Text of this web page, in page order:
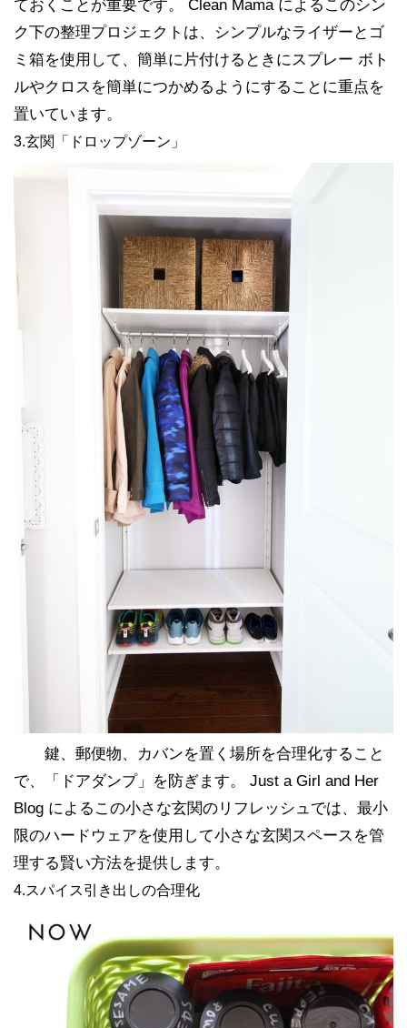
ておくことが重要です。 Clean Mama によるこのシン
ク下の整理プロジェクトは、シンプルなライザーとゴ
ミ箱を使用して、簡単に片付けるときにスプレー ボト
ルやクロスを簡単につかめるようにすることに重点を
置いています。
3.玄関「ドロップゾーン」
鍵、郵便物、カバンを置く場所を合理化すること
で、「ドアダンプ」を防ぎます。 Just a Girl and Her
Blog によるこの小さな玄関のリフレッシュでは、最小
限のハードウェアを使用して小さな玄関スペースを管
理する賢い方法を提供します。
4.スパイス引き出しの合理化